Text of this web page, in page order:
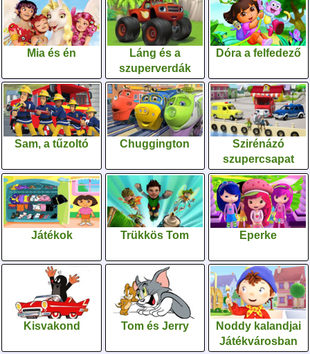
Mia és én
Láng és a
szuperverdák
Dóra a felfedező
Sam, a tűzoltó Chuggington
Szirénázó
szupercsapat
Játékok Trükkös Tom Eperke
Kisvakond Tom és Jerry
Noddy kalandjai
Játékvárosban